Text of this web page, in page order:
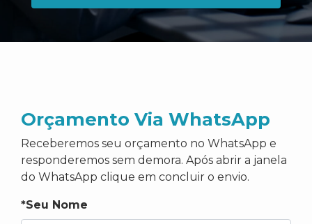
Orçamento Via WhatsApp
Receberemos seu orçamento no WhatsApp e
responderemos sem demora. Após abrir a janela
do WhatsApp clique em concluir o envio.
*Seu Nome